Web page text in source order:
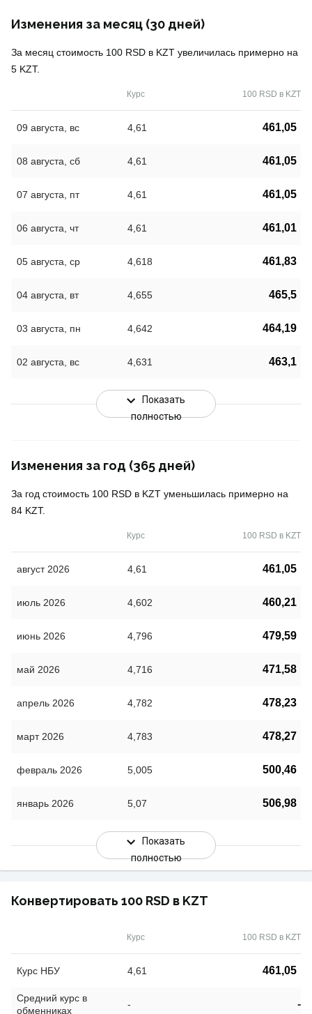
Изменения за месяц (30 дней)
За месяц стоимость 100 RSD в KZT увеличилась примерно на
5 KZT.
Курс 100 RSD в KZT
09 августа, вс 4,61 461,05
08 августа, сб 4,61 461,05
07 августа, пт 4,61 461,05
06 августа, чт 4,61 461,01
05 августа, ср 4,618 461,83
04 августа, вт 4,655 465,5
03 августа, пн 4,642 464,19
02 августа, вс 4,631 463,1
Показать
полностью
Изменения за год (365 дней)
За год стоимость 100 RSD в KZT уменьшилась примерно на
84 KZT.
Курс 100 RSD в KZT
август 2026 4,61 461,05
июль 2026 4,602 460,21
июнь 2026 4,796 479,59
май 2026 4,716 471,58
апрель 2026 4,782 478,23
март 2026 4,783 478,27
февраль 2026 5,005 500,46
январь 2026 5,07 506,98
Показать
полностью
Конвертировать 100 RSD в KZT
Курс 100 RSD в KZT
Курс НБУ 4,61 461,05
Средний курс в
обменниках
- -